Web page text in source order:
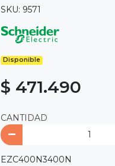
SKU: 9571
Disponible
$ 471.490
CANTIDAD
EZC400N3400N